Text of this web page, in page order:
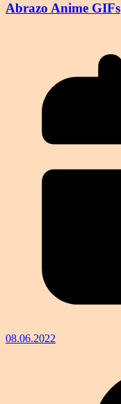
Abrazo Anime GIFs
08.06.2022